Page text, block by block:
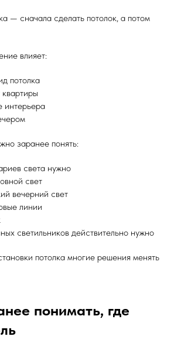
— сначала сделать потолок, а потом
влияет:
потолка
интерьера
заранее понять:
света нужно
свет
вечерний свет
линии
светильников действительно нужно
потолка многие решения менять
понимать, где